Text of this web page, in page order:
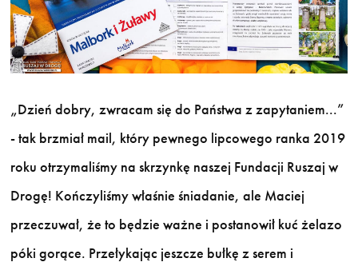
„Dzień dobry, zwracam się do Państwa z zapytaniem...”
- tak brzmiał mail, który pewnego lipcowego ranka 2019
roku otrzymaliśmy na skrzynkę naszej Fundacji Ruszaj w
Drogę! Kończyliśmy właśnie śniadanie, ale Maciej
przeczuwał, że to będzie ważne i postanowił kuć żelazo
póki gorące. Przełykając jeszcze bułkę z serem i